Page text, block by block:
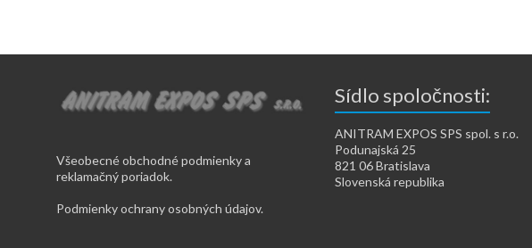
Všeobecné obchodné podmienky a
reklamačný poriadok.
Podmienky ochrany osobných údajov.
Sídlo spoločnosti:
ANITRAM EXPOS SPS spol. s r.o.
Podunajská 25
821 06 Bratislava
Slovenská republika